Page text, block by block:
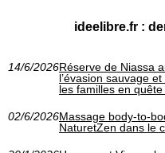
ideelibre.fr :
14/6/2026Réserve de Niassa
l’évasion sauvage
les familles en quête
02/6/2026Massage body-to-
NaturetZen dans le